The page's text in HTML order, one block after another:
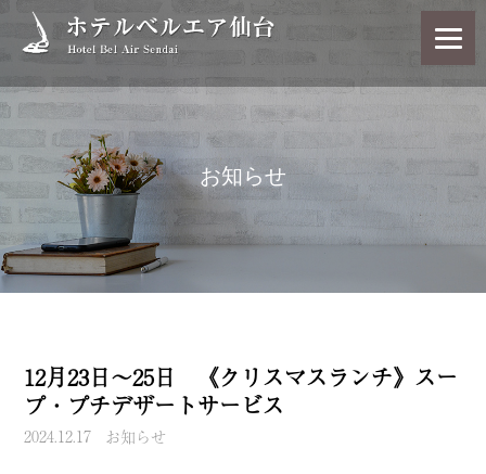
お知らせ
12月23日～25日 《クリスマスランチ》スー
プ・プチデザートサービス
2024.12.17 お知らせ